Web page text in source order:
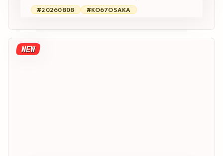
#20260808 #KO67OSAKA
NEW